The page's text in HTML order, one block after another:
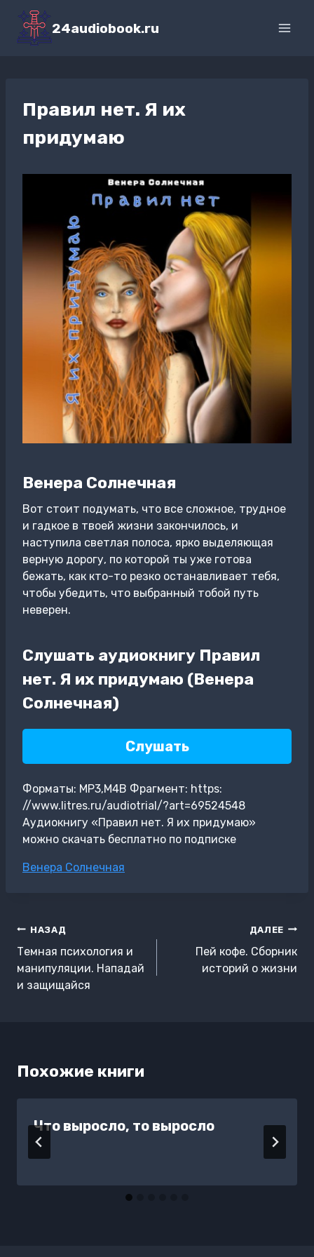
Перейти
содержимому
24audiobook.ru
Правил нет. Я их
придумаю
Венера Солнечная
Вот стоит подумать, что все сложное, трудное
и гадкое в твоей жизни закончилось, и
наступила светлая полоса, ярко выделяющая
верную дорогу, по которой ты уже готова
бежать, как кто-то резко останавливает тебя,
чтобы убедить, что выбранный тобой путь
неверен.
Слушать аудиокнигу Правил
нет. Я их придумаю (Венера
Солнечная)
Слушать
Форматы: MP3,M4B Фрагмент: https:
//www.litres.ru/audiotrial/?art=69524548
Аудиокнигу «Правил нет. Я их придумаю»
можно скачать бесплатно по подписке
Метки
Венера Солнечная
Навигация
по
записям
НАЗАД
Темная психология и
манипуляции. Нападай
и защищайся
ДАЛЕЕ
Пей кофе. Сборник
историй о жизни
Похожие книги
Что выросло, то выросло